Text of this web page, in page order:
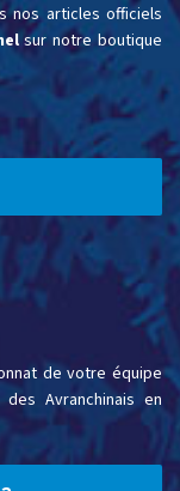
nos articles officiels
sur notre boutique
de votre équipe
Avranchinais en